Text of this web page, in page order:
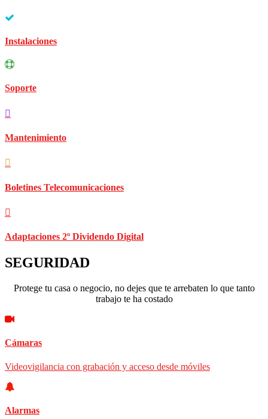
Instalaciones
Soporte
Mantenimiento
Boletines Telecomunicaciones
Adaptaciones 2º Dividendo Digital
SEGURIDAD
Protege tu casa o negocio, no dejes que te arrebaten lo que tanto
trabajo te ha costado
Cámaras
Videovigilancia con grabación y acceso desde móviles
Alarmas